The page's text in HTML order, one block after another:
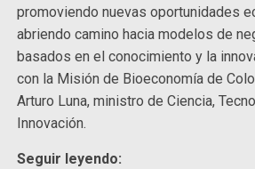
promoviendo nuevas oportunidades
abriendo camino hacia modelos de
basados en el conocimiento y la
con la Misión de Bioeconomía de
Arturo Luna, ministro de Ciencia,
Innovación.
Seguir leyendo: